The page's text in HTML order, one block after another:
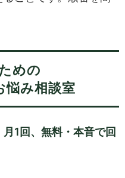
めの
悩み相談室
1回、無料・本音で回